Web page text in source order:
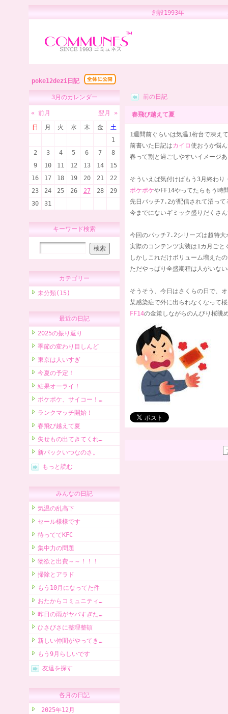
創設1993年 コ
poke12dezi日記
3月のカレンダー
« 前月
翌月 »
日
月 火 水 木 金
土
1
2
3 4 5 6 7
8
9
10 11 12 13 14
15
16
17 18 19 20 21
22
23
24 25 26 27 28
29
30
31
キーワード検索
カテゴリー
未分類(15)
最近の日記
2025の振り返り
季節の変わり目しんど
東京は人いすぎ
今夏の予定！
結果オーライ！
ポケポケ、サイコー！…
ランクマッチ開始！
春飛び越えて夏
失せもの出てきてくれ…
新パックいつなのさ。
もっと読む
みんなの日記
気温の乱高下
セール様様です
待っててKFC
集中力の問題
物欲と出費～～！！！
掃除とアラド
もう10月になってた件
おたからコミュニティ…
昨日の雨がヤバすぎた…
ひさびさに整理整頓
新しい仲間がやってき…
もう9月らしいです
友達を探す
各月の日記
2025年12月
前の日記
春飛び越えて夏
1週間前ぐらいは気温1桁台で凍え
前書いた日記はカイロ使おうか悩
春って割と過ごしやすいイメージ
そういえば気付けばもう3月終わ
ポケポケやFF14やってたらもう時
先日パッチ7.2が配信されて沼っ
今までにないギミック盛りだくさ
今回のパッチ7.2シリーズは超特大
実際のコンテンツ実装は1カ月ご
しかしこれだけボリューム増えた
ただやっぱり全盛期程は人がいな
そうそう、今日はさくらの日で、
某感染症で外に出られなくなって
FF14の金策しながらのんびり桜眺